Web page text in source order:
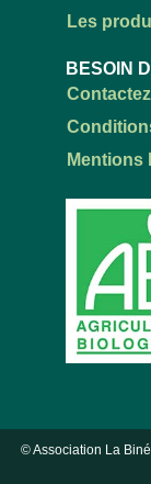
Les
BESOIN
Mentions
© Association La